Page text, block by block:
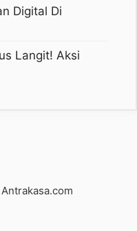
Digital Di
Langit! Aksi